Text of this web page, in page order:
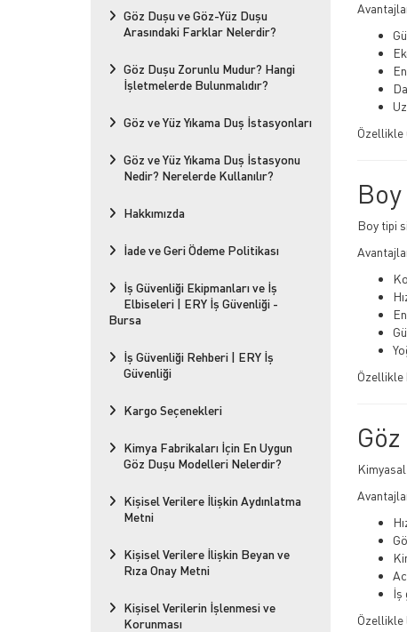
Göz Duşu ve Göz-Yüz Duşu
Arasındaki Farklar Nelerdir?
Göz Duşu Zorunlu Mudur? Hangi
İşletmelerde Bulunmalıdır?
Göz ve Yüz Yıkama Duş İstasyonları
Göz ve Yüz Yıkama Duş İstasyonu
Nedir? Nerelerde Kullanılır?
Hakkımızda
İade ve Geri Ödeme Politikası
İş Güvenliği Ekipmanları ve İş
Elbiseleri | ERY İş Güvenliği -
Bursa
İş Güvenliği Rehberi | ERY İş
Güvenliği
Kargo Seçenekleri
Kimya Fabrikaları İçin En Uygun
Göz Duşu Modelleri Nelerdir?
Kişisel Verilere İlişkin Aydınlatma
Metni
Kişisel Verilere İlişkin Beyan ve
Rıza Onay Metni
Kişisel Verilerin İşlenmesi ve
Korunması
Özellikle
Boy tipi
Özellikle
İş
Özellikle